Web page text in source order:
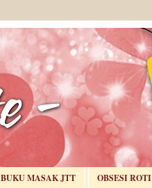
BUKU MASAK JTT OBSESI ROTI